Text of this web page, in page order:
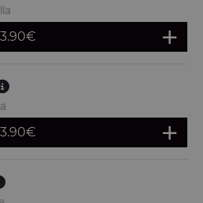
€
€